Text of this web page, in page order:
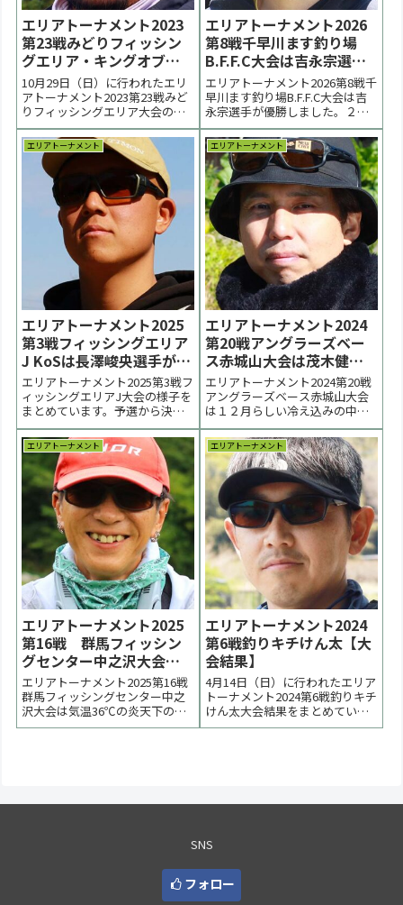
エリアトーナメント2023
第23戦みどりフィッシン
グエリア・キングオブス
プーニストは相馬宏至選
手が優勝【大会結果】
10月29日（日）に行われたエリ
アトーナメント2023第23戦みど
りフィッシングエリア大会の様
子をまとめています。秋大会は
キングオブスプーニストルール
で行われました。優勝は相馬宏
至選手。２位は橋本晃史選手。
３位は圷紘夢選手、相馬成光選
手でした。 < 前の大会 2023一覧
次の大...
エリアトーナメント2026
第8戦千早川ます釣り場
B.F.F.C大会は吉永宗選手
が優勝【大会結果】
エリアトーナメント2026第8戦千
早川ます釣り場B.F.F.C大会は吉
永宗選手が優勝しました。２位
は安田宏選手、３位は武井智洋
選手でした。 < 前の大会 2026一
覧 次の大会 >表彰台 優勝：吉永
宗選手 表彰台 ラーメン賞協賛企
業 株式会社ヤリエ / VARIVAS /
IOS...
エリアトーナメント
エリアトーナメント2025
第3戦フィッシングエリア
J KoSは長澤峻央選手が優
勝【大会速報】
エリアトーナメント2025第3戦フ
ィッシングエリアJ大会の様子を
まとめています。予選から決勝
まで春らしい回遊パターンの１
日となりました。優勝は長澤峻
央選手、２位は橋本尚史選手、
高岡悠毅選手でした。 < 前の大
会 2025一覧 次の大会 >【大会結
果】3/2 NEW!長澤峻央選手が...
エリアトーナメント
エリアトーナメント2024
第20戦アングラーズベー
ス赤城山大会は茂木健選
手が優勝【大会速報】
エリアトーナメント2024第20戦
アングラーズベース赤城山大会
は１２月らしい冷え込みの中で
行われました。優勝は茂木健選
手、２位は菊地真二選手、新井
紀章選手でした。 < 前の大会
2024一覧 次の大会 >表彰台 優
勝：茂木健選手 表彰台 ラーメン
賞●決勝トーナメント表 PDF●
予...
エリアトーナメント
エリアトーナメント2025
第16戦 群馬フィッシン
グセンター中之沢大会は
大関聡選手が優勝【大会
速報】
エリアトーナメント2025第16戦
群馬フィッシングセンター中之
沢大会は気温36℃の炎天下の中
の試合となりました。優勝は大
エリアトーナメント
エリアトーナメント2024
第6戦釣りキチけん太【大
会結果】
4月14日（日）に行われたエリア
トーナメント2024第6戦釣りキチ
けん太大会結果をまとめていま
す。桜満開、春の陽気の中で大
SNS
フォロー